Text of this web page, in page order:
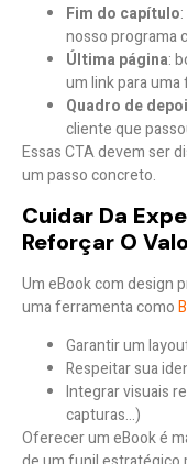
Fim do capítulo
nosso programa
Última página:
um link para
Quadro de
cliente que
Essas CTA devem ser
umpasso concreto.
Cuidar Da
Reforçar O
Um eBook com design
uma ferramenta como
Garantir um
Respeitar sua
Integrar visuais
capturas…)
Oferecer um eBook é